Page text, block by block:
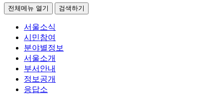
전체메뉴 열기 검색하기
서울소식
시민참여
분야별정보
서울소개
부서안내
정보공개
응답소